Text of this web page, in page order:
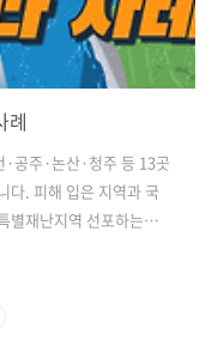
례
공주·논산·청주 등 13곳
다. 피해 입은 지역과 국
별재난지역 선포하는데
까지 특별재난지역 선포
재해와 대형 사고 등의